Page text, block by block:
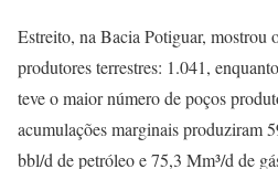
Estreito, na Bacia Potiguar, mostrou
produtores terrestres: 1.041,
teve o maior número de poços
acumulações marginais produziram
bbl/d de petróleo e 75,3 Mm³/d de